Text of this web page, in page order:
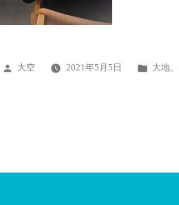
投
大空 2021年5月5日
カ
大地、